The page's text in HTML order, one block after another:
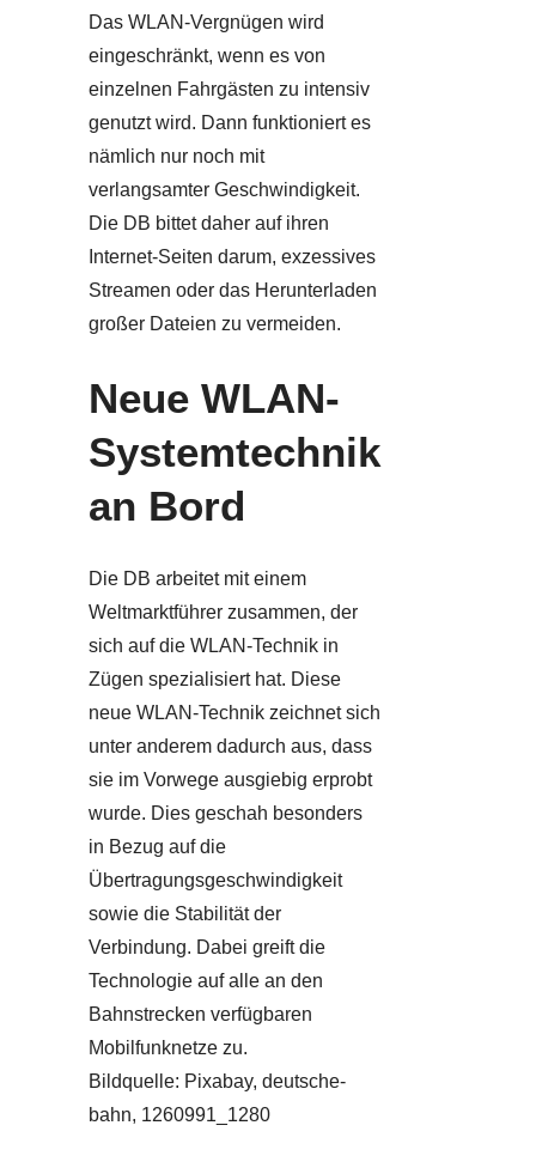
Das WLAN-Vergnügen wird
eingeschränkt, wenn es von
einzelnen Fahrgästen zu intensiv
genutzt wird. Dann funktioniert es
nämlich nur noch mit
verlangsamter Geschwindigkeit.
Die DB bittet daher auf ihren
Internet-Seiten darum, exzessives
Streamen oder das Herunterladen
großer Dateien zu vermeiden.
Neue WLAN-
Systemtechnik
an Bord
Die DB arbeitet mit einem
Weltmarktführer zusammen, der
sich auf die WLAN-Technik in
Zügen spezialisiert hat. Diese
neue WLAN-Technik zeichnet sich
unter anderem dadurch aus, dass
sie im Vorwege ausgiebig erprobt
wurde. Dies geschah besonders
in Bezug auf die
Übertragungsgeschwindigkeit
sowie die Stabilität der
Verbindung. Dabei greift die
Technologie auf alle an den
Bahnstrecken verfügbaren
Mobilfunknetze zu.
Bildquelle: Pixabay, deutsche-
bahn, 1260991_1280